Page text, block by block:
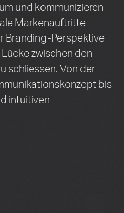
und kommunizieren
Marken­­auftritte
Branding-Perspektive
zwischen den
schliessen. Von der
bis
intuitiven